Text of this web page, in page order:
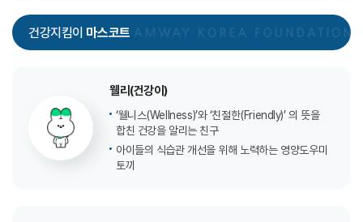
건강지킴이 마스코트
웰리(건강이)
‘웰니스(Wellness)’와 ‘친절한(Friendly)’ 의 뜻을
합친 건강을 알리는 친구
아이들의 식습관 개선을 위해 노력하는 영양도우미
토끼